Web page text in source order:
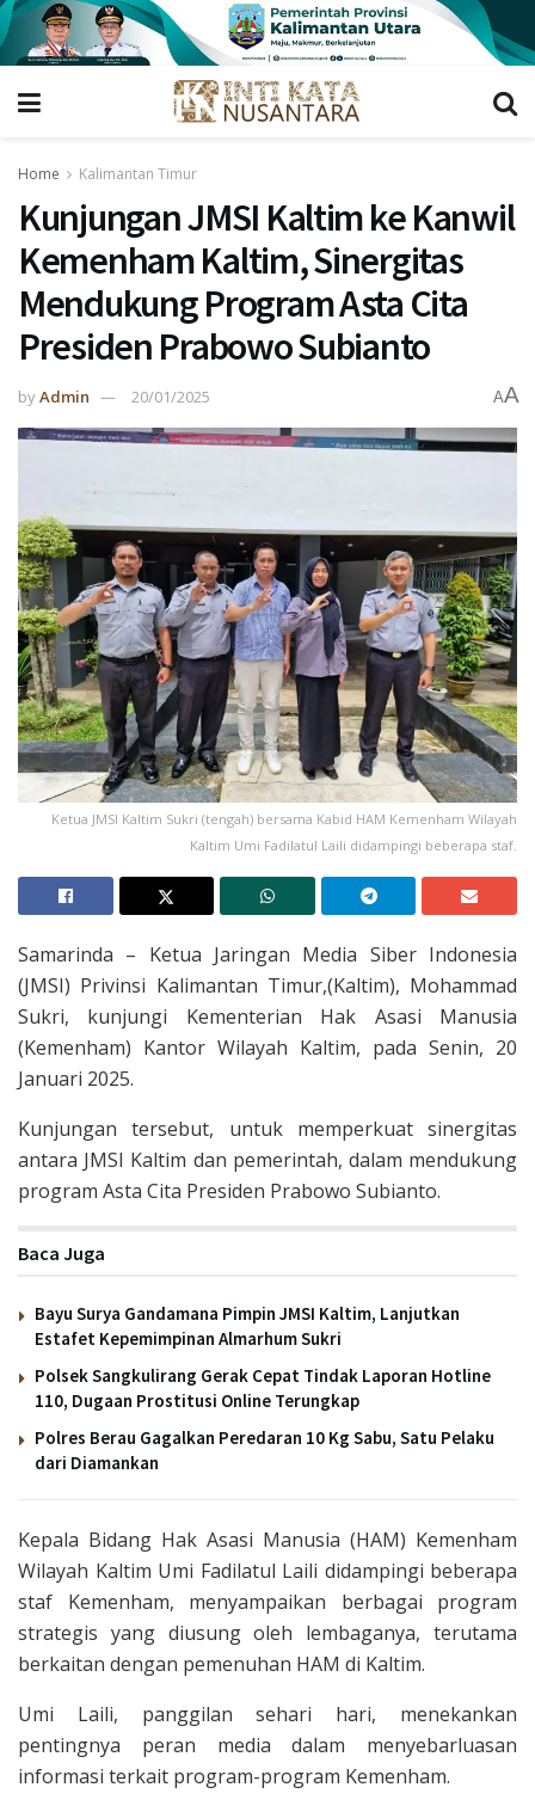
Home Kalimantan Timur
Kunjungan JMSI Kaltim ke Kanwil
Kemenham Kaltim, Sinergitas
Mendukung Program Asta Cita
Presiden Prabowo Subianto
byAdmin 20/01/2025 AA
Ketua JMSI Kaltim Sukri (tengah) bersama Kabid HAM Kemenham Wilayah
Kaltim Umi Fadilatul Laili didampingi beberapa staf.
Samarinda – Ketua Jaringan Media Siber Indonesia
(JMSI) Privinsi Kalimantan Timur,(Kaltim), Mohammad
Sukri, kunjungi Kementerian Hak Asasi Manusia
(Kemenham) Kantor Wilayah Kaltim, pada Senin, 20
Januari 2025.
Kunjungan tersebut, untuk memperkuat sinergitas
antara JMSI Kaltim dan pemerintah, dalam mendukung
program Asta Cita Presiden Prabowo Subianto.
Baca Juga
Bayu Surya Gandamana Pimpin JMSI Kaltim, Lanjutkan
Estafet Kepemimpinan Almarhum Sukri
Polsek Sangkulirang Gerak Cepat Tindak Laporan Hotline
110, Dugaan Prostitusi Online Terungkap
Polres Berau Gagalkan Peredaran 10 Kg Sabu, Satu Pelaku
dari Diamankan
Kepala Bidang Hak Asasi Manusia (HAM) Kemenham
Wilayah Kaltim Umi Fadilatul Laili didampingi beberapa
staf Kemenham, menyampaikan berbagai program
strategis yang diusung oleh lembaganya, terutama
berkaitan dengan pemenuhan HAM di Kaltim.
Umi Laili, panggilan sehari hari, menekankan
pentingnya peran media dalam menyebarluasan
informasi terkait program-program Kemenham.